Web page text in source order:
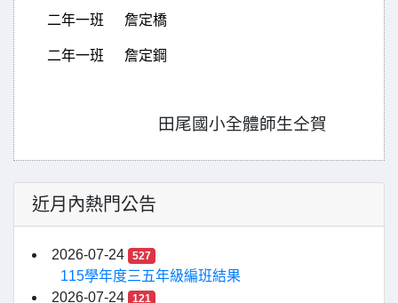
二年一班 詹定橋
二年一班 詹定鋼
田尾國小全體師生仝賀
近月內熱門公告
2026-07-24 527
115學年度三五年級編班結果
2026-07-24
121